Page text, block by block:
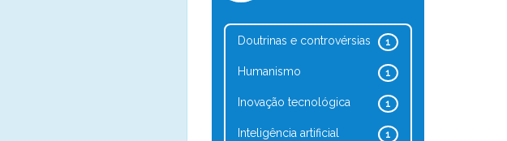
1
Doutrinas e controvérsias
1
Humanismo
1
Inovação tecnológica
1
Inteligência artificial